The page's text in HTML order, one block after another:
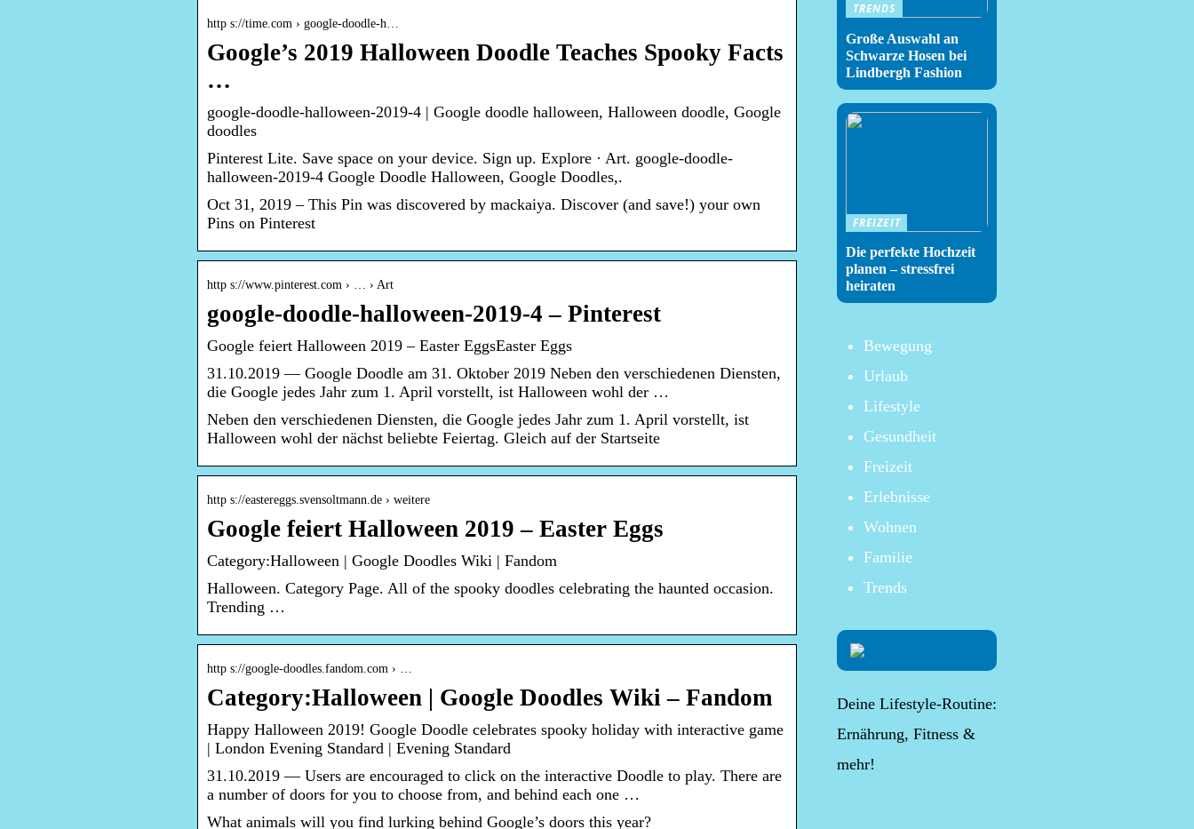
http s://time.com › google-doodle-h…
Google’s 2019 Halloween Doodle Teaches Spooky Facts
…
google-doodle-halloween-2019-4 | Google doodle halloween, Halloween doodle, Google
doodles
Pinterest Lite. Save space on your device. Sign up. Explore · Art. google-doodle-
halloween-2019-4 Google Doodle Halloween, Google Doodles,.
Oct 31, 2019 – This Pin was discovered by mackaiya. Discover (and save!) your own
Pins on Pinterest
http s://www.pinterest.com › … › Art
google-doodle-halloween-2019-4 – Pinterest
Google feiert Halloween 2019 – Easter EggsEaster Eggs
31.10.2019 — Google Doodle am 31. Oktober 2019 Neben den verschiedenen Diensten,
die Google jedes Jahr zum 1. April vorstellt, ist Halloween wohl der …
Neben den verschiedenen Diensten, die Google jedes Jahr zum 1. April vorstellt, ist
Halloween wohl der nächst beliebte Feiertag. Gleich auf der Startseite
http s://eastereggs.svensoltmann.de › weitere
Google feiert Halloween 2019 – Easter Eggs
Category:Halloween | Google Doodles Wiki | Fandom
Halloween. Category Page. All of the spooky doodles celebrating the haunted occasion.
Trending …
http s://google-doodles.fandom.com › …
Category:Halloween | Google Doodles Wiki – Fandom
Happy Halloween 2019! Google Doodle celebrates spooky holiday with interactive game
| London Evening Standard | Evening Standard
31.10.2019 — Users are encouraged to click on the interactive Doodle to play. There are
a number of doors for you to choose from, and behind each one …
What animals will you find lurking behind Google’s doors this year?
TRENDS
Große Auswahl an
Schwarze Hosen bei
Lindbergh Fashion
FREIZEIT
Die perfekte Hochzeit
planen – stressfrei
heiraten
Bewegung
Urlaub
Lifestyle
Gesundheit
Freizeit
Erlebnisse
Wohnen
Familie
Trends
Deine Lifestyle-Routine:
Ernährung, Fitness &
mehr!